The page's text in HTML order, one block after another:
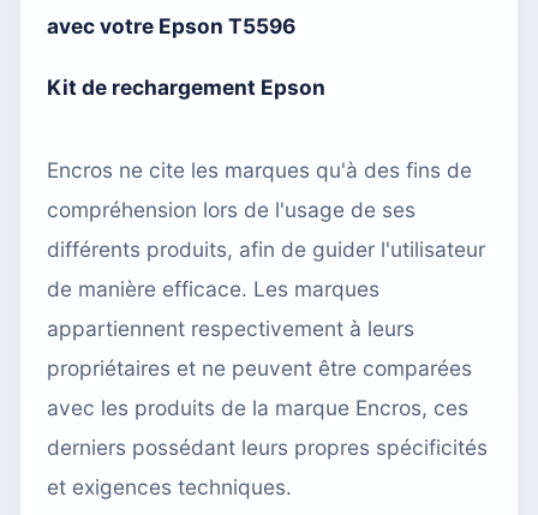
avec votre Epson T5596
Kit de rechargement Epson
Encros ne cite les marques qu'à des fins de
compréhension lors de l'usage de ses
différents produits, afin de guider l'utilisateur
de manière efficace. Les marques
appartiennent respectivement à leurs
propriétaires et ne peuvent être comparées
avec les produits de la marque Encros, ces
derniers possédant leurs propres spécificités
et exigences techniques.